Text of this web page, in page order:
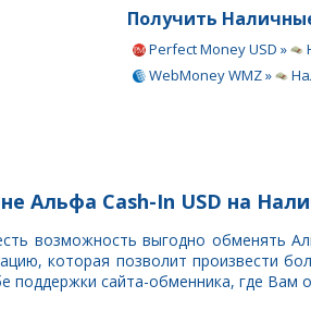
Получить
Perfect Money USD »
WebMoney WMZ »
Альфа Cash-In USD на
возможность выгодно обменять
которая позволит произвести
поддержки сайта-обменника, где Вам